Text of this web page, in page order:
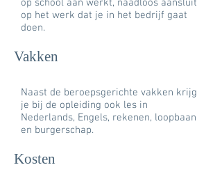
op school aan werkt, naadloos aansluit
op het werk dat je in het bedrijf gaat
doen.
Vakken
Naast de beroepsgerichte vakken krijg
je bij de opleiding ook les in
Nederlands, Engels, rekenen, loopbaan
en burgerschap.
Kosten